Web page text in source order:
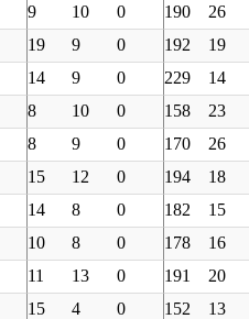
9 10 0 190 26
19 9 0 192 19
14 9 0 229 14
8 10 0 158 23
8 9 0 170 26
15 12 0 194 18
14 8 0 182 15
10 8 0 178 16
11 13 0 191 20
15 4 0 152 13